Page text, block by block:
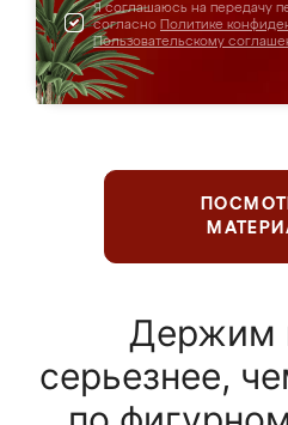
Я соглашаюсь на передачу
согласно Политике
Пользовательскому
Держим
серьезнее,